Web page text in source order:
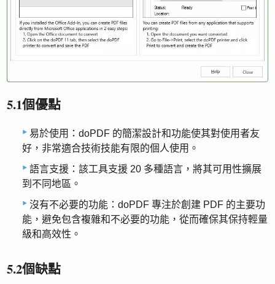
5.1個優點
易於使用：doPDF 的簡潔設計和功能使其對使用者友
好，非常適合技術技能有限的個人使用。
語言支援：該工具支援 20 多種語言，將其可用性擴展
到不同地區。
沒有不必要的功能：doPDF 專注於創建 PDF 的主要功
能，避免包含複雜和不必要的功能，從而確保其保持輕量
級和高效性。
5.2個缺點